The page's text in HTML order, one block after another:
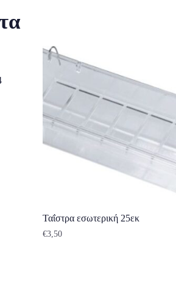
Ταΐστρα εσωτερική 25εκ
€3,50